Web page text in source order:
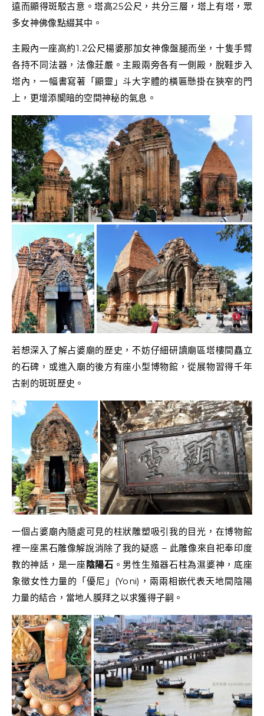
遠而顯得斑駁古意。塔高25公尺，共分三層，塔上有塔，眾
多女神佛像點綴其中。
主殿內一座高約1.2公尺楊婆那加女神像盤腿而坐，十隻手臂
各持不同法器，法像莊嚴。主殿兩旁各有一側殿，脫鞋步入
塔內，一幅書寫著「顯靈」斗大字體的橫匾懸掛在狹窄的門
上，更增添闃暗的空間神秘的氣息。
若想深入了解占婆廟的歷史，不妨仔細研讀廟區塔樓間矗立
的石碑，或進入廟的後方有座小型博物館，從展物習得千年
古剎的斑斑歷史。
一個占婆廟內隨處可見的柱狀雕塑吸引我的目光，在博物館
裡一座黑石雕像解說消除了我的疑惑 – 此雕像來自祀奉印度
教的神話，是一座陰陽石 。男性生殖器石柱為濕婆神，底座
象徵女性力量的「優尼」(Yoni)，兩兩相嵌代表天地間陰陽
力量的結合，當地人膜拜之以求獲得子嗣。